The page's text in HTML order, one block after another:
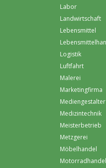
Labor
Landwirtschaft
Lebensmittel
Logistik
Luftfahrt
Malerei
Marketingfirma
Mediengestalter
Medizintechnik
Meisterbetrieb
Metzgerei
Möbelhandel
Motorradhandel